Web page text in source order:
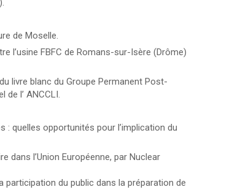
de Moselle.
l’usine FBFC de Romans-sur-Isère (Drôme)
livre blanc du Groupe Permanent Post-
l’ ANCCLI.
: quelles opportunités pour l’implication du
l’Union Européenne, par Nuclear
du public dans la préparation de